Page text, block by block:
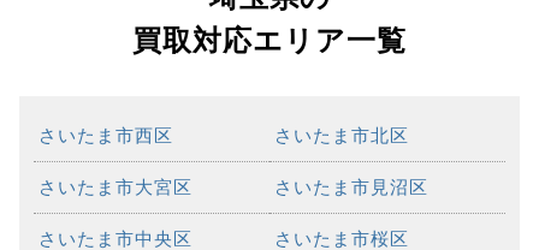
買取対応エリア一覧
さいたま市西区 さいたま市北区
さいたま市大宮区 さいたま市見沼区
さいたま市中央区 さいたま市桜区